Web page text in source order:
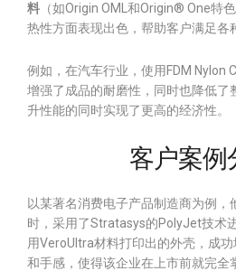
料 （如Origin OML和Origin® One特
热性方面表现出色，帮助客户满足各
例如，在汽车行业，使用FDM Nylon
增强了成品的耐磨性，同时也降低了
升性能的同时实现了更高的经济性。
客户案例
以某著名消费电子产品制造商为例，
时，采用了Stratasys的PolyJet技术
用VeroUltra材料打印出的外壳，成
和手感，使得该企业在上市前就完全